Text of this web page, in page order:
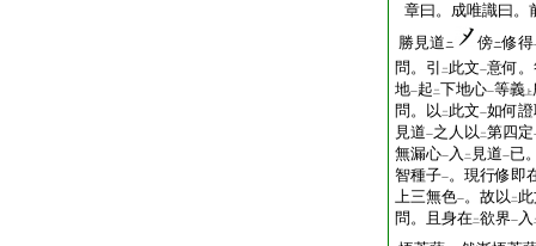
章曰。成唯識曰。
勝見道ニ 傍ニ修得
問。引 二 此文一意何
地一起 二下地心一等義 上
問。以 二 此文一如何
見道一之人以 二第四定
無漏心一 入 二 見道一已
智種子一。現行修即
上三無色一。故以 二
問。且身在二欲界一 入